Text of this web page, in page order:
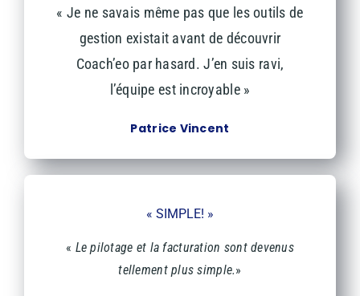
« Je ne savais même pas que les outils de
gestion existait avant de découvrir
Coach’eo par hasard. J’en suis ravi,
l’équipe est incroyable»
Patrice Vincent
« SIMPLE! »
« Le pilotage et la facturation sont devenus
tellement plus simple.»